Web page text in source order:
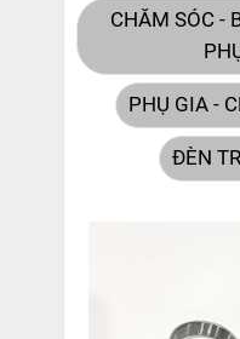
CHĂM SÓC -
PHỤ GIA -
ĐÈN